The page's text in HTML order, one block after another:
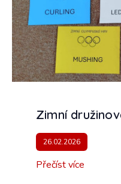
Zimní
26.02.2026
Přečíst více